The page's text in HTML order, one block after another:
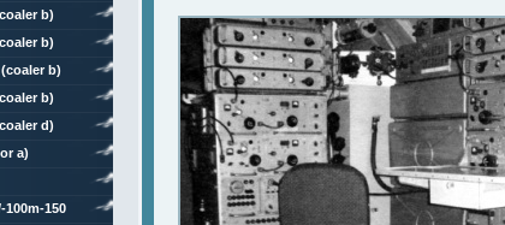
b)
b)
b)
b)
d)
a)
100m-150